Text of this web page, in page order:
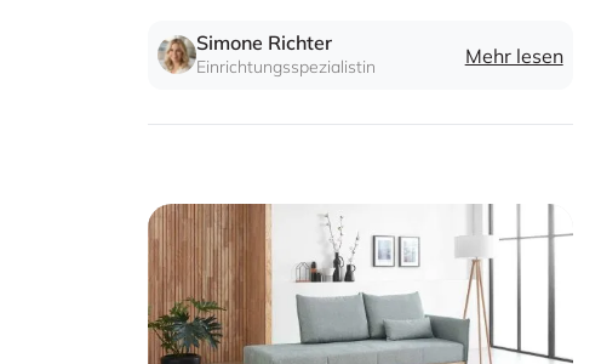
Simone Richter
Einrichtungsspezialistin Mehr lesen